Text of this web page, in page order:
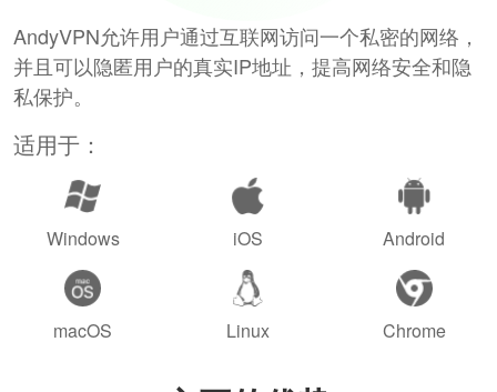
AndyVPN允许用户通过互联网访问一个私密的网络，
并且可以隐匿用户的真实IP地址，提高网络安全和隐
私保护。
适用于：
Windows iOS Android
macOS Linux Chrome